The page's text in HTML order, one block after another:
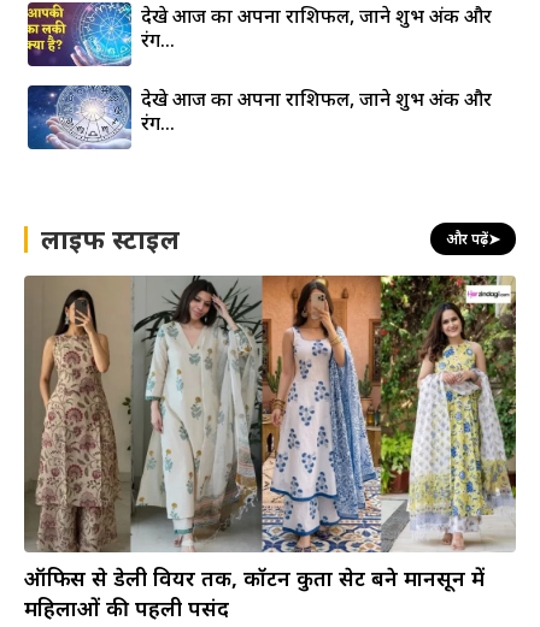
देखे आज का अपना राशिफल, जाने शुभ अंक और
रंग…
देखे आज का अपना राशिफल, जाने शुभ अंक और
रंग…
लाइफ स्टाइल और पढ़ें➤
ऑफिस से डेली वियर तक, कॉटन कुर्ता सेट बने मानसून में
महिलाओं की पहली पसंद